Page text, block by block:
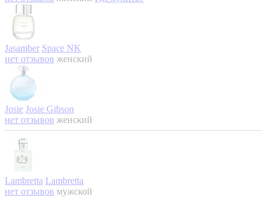
Jasamber Space NK
нет отзывов женский
Josie Josie Gibson
нет отзывов женский
Lambretta Lambretta
нет отзывов мужской